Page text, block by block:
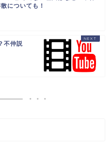
についても！
不仲説